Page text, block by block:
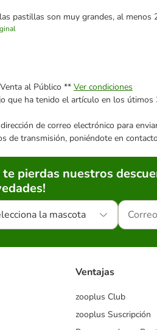
pastillas son muy grandes, al menos
al Público ** Ver condiciones
que ha tenido el artículo en los útimos
de correo electrónico para
de transmisión, poniéndote en
te pierdas nuestros
la mascota
Ventajas
zooplus Club
zooplus Suscripción